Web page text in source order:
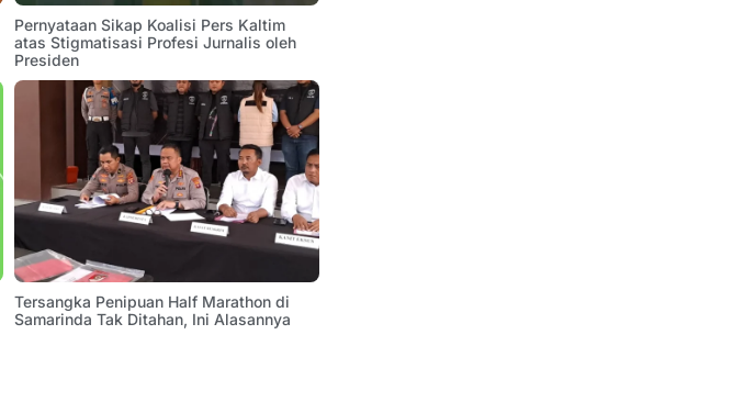
Pernyataan Sikap Koalisi Pers Kaltim
atas Stigmatisasi Profesi Jurnalis oleh
Presiden
Tersangka Penipuan Half Marathon di
Samarinda Tak Ditahan, Ini Alasannya